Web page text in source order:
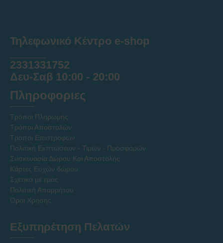
Τηλεφωνικό Κέντρο e-shop
2331331752
Δευ-Σαβ 10:00 - 20:00
Πληροφοριες
Τρόποι Πληρωμής
Τρόποι Αποστολών
Τρόποι Επιστροφών
Πολιτική Εκπτώσεων - Τιμών - Προσφορών
Συσκευασία Δώρου Και Αποστολής
Κάρτες Ευχών δώρου
Σχετικά με εμάς
Πολιτική Απορρήτου
Όροι Χρήσης
Εξυπηρέτηση Πελατών